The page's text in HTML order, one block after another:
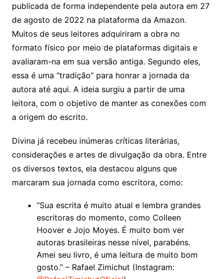
publicada de forma independente pela autora em 27
de agosto de 2022 na plataforma da Amazon.
Muitos de seus leitores adquiriram a obra no
formato físico por meio de plataformas digitais e
avaliaram-na em sua versão antiga. Segundo eles,
essa é uma “tradição” para honrar a jornada da
autora até aqui. A ideia surgiu a partir de uma
leitora, com o objetivo de manter as conexões com
a origem do escrito.
Divina já recebeu inúmeras críticas literárias,
considerações e artes de divulgação da obra. Entre
os diversos textos, ela destacou alguns que
marcaram sua jornada como escritora, como:
“Sua escrita é muito atual e lembra grandes
escritoras do momento, como Colleen
Hoover e Jojo Moyes. É muito bom ver
autoras brasileiras nesse nível, parabéns.
Amei seu livro, é uma leitura de muito bom
gosto.” – Rafael Zimichut (Instagram: